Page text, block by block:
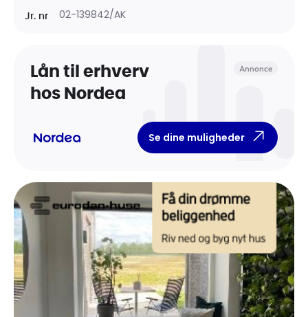
Jr. nr 02-139842/AK
Lån til erhverv
hos Nordea
Annonce
Se dine muligheder